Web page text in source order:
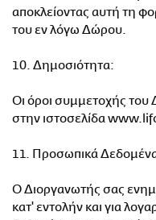
αποκλείοντας αυτή τη
του εν λόγω Δώρου.
10. Δημοσιότητα:
Οι όροι συμμετοχής του
στην ιστοσελίδα
11. Προσωπικά
Ο Διοργανωτής σας
κατ' εντολήν και για